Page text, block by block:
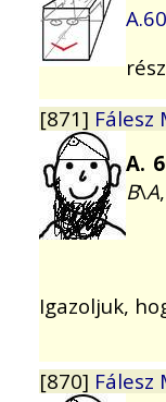
[871] Fálesz
A.
B\A
Igazoljuk,
[870] Fálesz